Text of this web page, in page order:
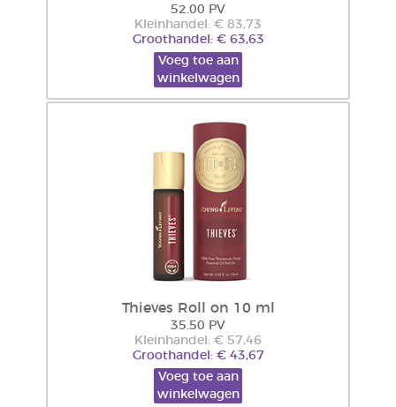
52.00 PV
Kleinhandel: € 83,73
Groothandel: € 63,63
Voeg toe aan
winkelwagen
Thieves Roll on 10 ml
35.50 PV
Kleinhandel: € 57,46
Groothandel: € 43,67
Voeg toe aan
winkelwagen